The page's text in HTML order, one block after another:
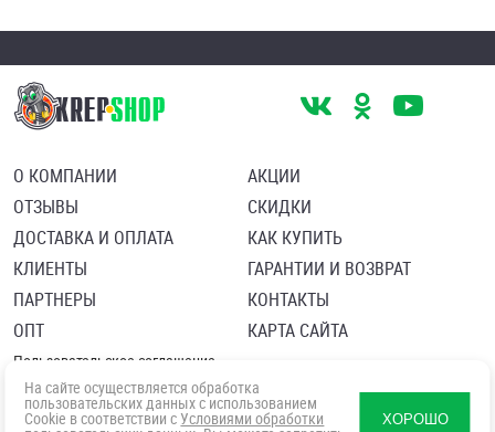
О КОМПАНИИ
ОТЗЫВЫ
ДОСТАВКА И ОПЛАТА
КЛИЕНТЫ
ПАРТНЕРЫ
ОПТ
АКЦИИ
СКИДКИ
КАК КУПИТЬ
ГАРАНТИИ И ВОЗВРАТ
КОНТАКТЫ
КАРТА САЙТА
Пользовательское соглашение
Политика в отношении обработки персональных данных
Согласие посетителя сайта на обработку персональных данны
На сайте осуществляется обработка
пользовательских данных с использованием
Cookie в соответствии с Условиями обработки ХОРОШО